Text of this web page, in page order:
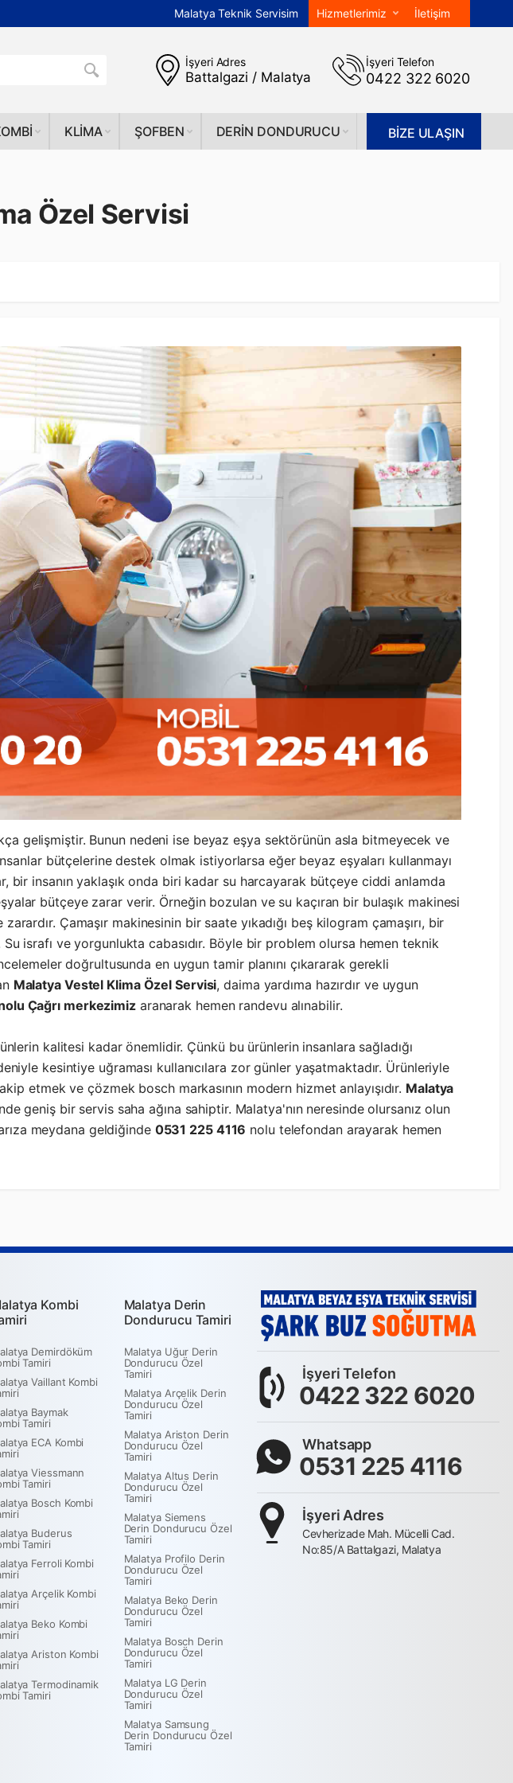
Malatya Teknik Servisim Hizmetlerimiz İletişim
KLIMA ŞOFBEN DERIN DONDURUCU BİZE ULAŞIN
İşyeri Adres
Battalgazi / Malatya
İşyeri Telefon
0422 322 6020
Özel Servisi
gelişmiştir. Bunun nedeni ise beyaz eşya sektörünün asla bitmeyecek ve
bütçelerine destek olmak istiyorlarsa eğer beyaz eşyaları kullanmayı
bir insanın yaklaşık onda biri kadar su harcayarak bütçeye ciddi anlamda
bütçeye zarar verir. Örneğin bozulan ve su kaçıran bir bulaşık makinesi
Çamaşır makinesinin bir saate yıkadığı beş kilogram çamaşırı, bir
israfı ve yorgunlukta cabasıdır. Böyle bir problem olursa hemen teknik
doğrultusunda en uygun tamir planını çıkararak gerekli
Malatya Vestel Klima Özel Servisi, daima yardıma hazırdır ve uygun
Çağrı merkezimizaranarak hemen randevu alınabilir.
kalitesi kadar önemlidir. Çünkü bu ürünlerin insanlara sağladığı
kesintiye uğraması kullanıcılara zor günler yaşatmaktadır. Ürünleriyle
etmek ve çözmek bosch markasının modern hizmet anlayışıdır. Malatya
geniş bir servis saha ağına sahiptir. Malatya'nın neresinde olursanız olun
meydana geldiğinde 0531 225 4116 nolu telefondan arayarak hemen
Kombi
Demirdöküm
Tamiri
Vaillant Kombi
Baymak
Tamiri
ECA Kombi
Viessmann
Tamiri
Bosch Kombi
Buderus
Tamiri
Ferroli Kombi
Arçelik Kombi
Beko Kombi
Ariston Kombi
Termodinamik
Tamiri
Malatya Derin
Dondurucu Tamiri
Malatya Uğur Derin
Dondurucu Özel
Tamiri
Malatya Arçelik Derin
Dondurucu Özel
Tamiri
Malatya Ariston Derin
Dondurucu Özel
Tamiri
Malatya Altus Derin
Dondurucu Özel
Tamiri
Malatya Siemens
Derin Dondurucu Özel
Tamiri
Malatya Profilo Derin
Dondurucu Özel
Tamiri
Malatya Beko Derin
Dondurucu Özel
Tamiri
Malatya Bosch Derin
Dondurucu Özel
Tamiri
Malatya LG Derin
Dondurucu Özel
Tamiri
Malatya Samsung
Derin Dondurucu Özel
Tamiri
İşyeri Telefon
0422 322 6020
Whatsapp
0531 225 4116
İşyeri Adres
Cevherizade Mah. Mücelli Cad.
No:85/A Battalgazi, Malatya